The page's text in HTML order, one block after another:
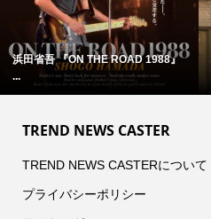
浜田省吾 『ON THE ROAD 1988』
...
TREND NEWS CASTER
TREND NEWS CASTERについて
プライバシーポリシー